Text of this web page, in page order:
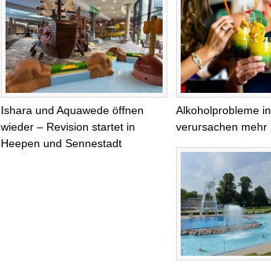
Ishara und Aquawede öffnen
wieder – Revision startet in
Heepen und Sennestadt
Alkoholprobleme
verursachen mehr